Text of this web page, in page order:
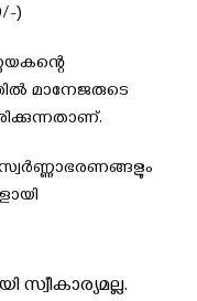
)
മാനേജരുടെ
സ്വീകാര്യമല്ല.